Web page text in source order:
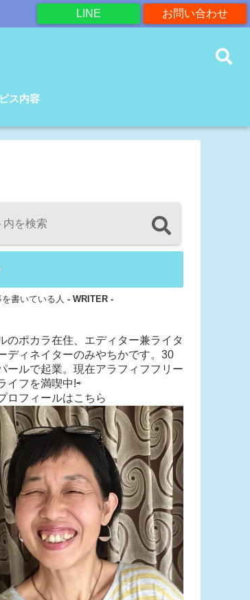
お問い合わせ
LINE
ス内容
書いている人 - WRITER -
のポカラ在住、エディター兼ライタ
ディネイターのみやちかです。30
ールで起業。現在アラフィフフリー
イフを満喫中!⇨
ロフィールはこちら